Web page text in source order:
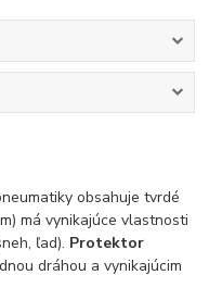
obsahuje tvrdé
má vynikajúce vlastnosti
ľad). Protektor
dráhou a vynikajúcim